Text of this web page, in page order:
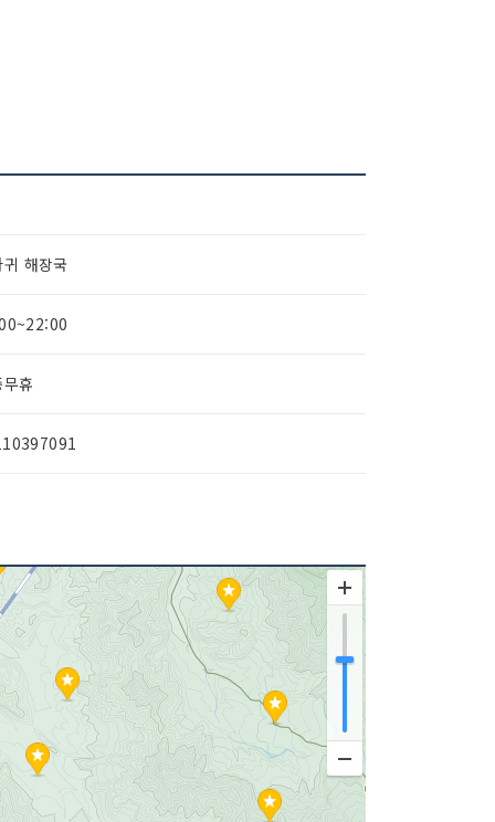
귀 해장국
휴